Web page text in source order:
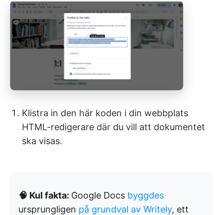
Klistra in den här koden i din webbplats
HTML-redigerare där du vill att dokumentet
ska visas.
🧠 Kul fakta: Google Docs byggdes
ursprungligen på grundval av Writely, ett